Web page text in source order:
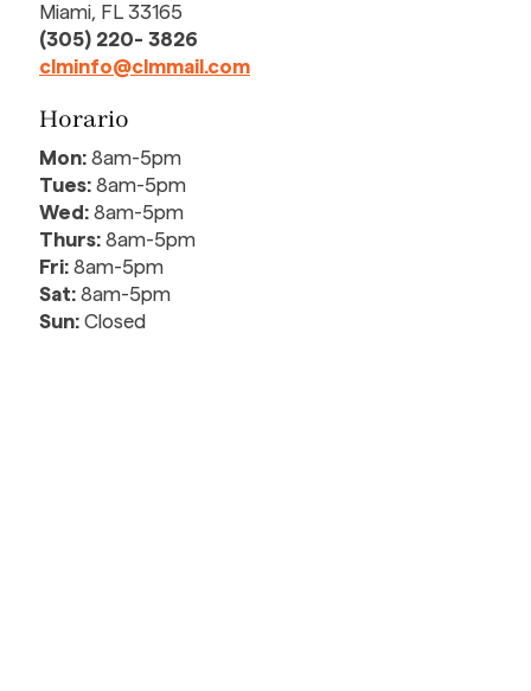
Miami, FL 33165
(305) 220- 3826
clminfo@clmmail.com
Horario
Mon: 8am-5pm
Tues: 8am-5pm
Wed: 8am-5pm
Thurs: 8am-5pm
Fri: 8am-5pm
Sat: 8am-5pm
Sun: Closed